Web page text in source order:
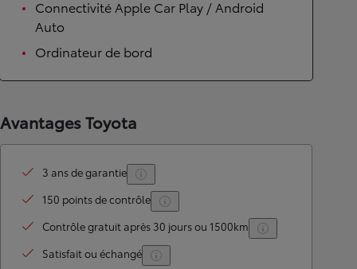
Connectivité Apple Car Play / Android
Auto
Ordinateur de bord
Avantages Toyota
3 ans de garantie
150 points de contrôle
Contrôle gratuit après 30 jours ou 1500km
Satisfait ou échangé